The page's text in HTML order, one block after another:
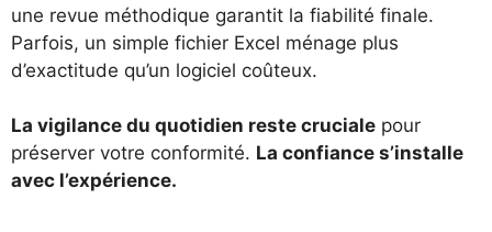
une revue méthodique garantit la fiabilité finale.
Parfois, un simple fichier Excel ménage plus
d’exactitude qu’un logiciel coûteux.
La vigilance du quotidien reste cruciale pour
préserver votre conformité. La confiance s’installe
avec l’expérience.